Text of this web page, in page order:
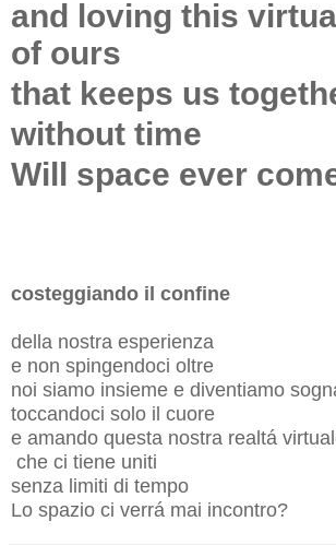
and loving this
of ours
that keeps us
without time
Will space ever
costeggiando il confine
della nostra esperienza
e non spingendoci oltre
noi siamo insieme e diventiamo
toccandoci solo il cuore
e amando questa nostra realtá
che ci tiene uniti
senza limiti di tempo
Lo spazio ci verrá mai incontro?